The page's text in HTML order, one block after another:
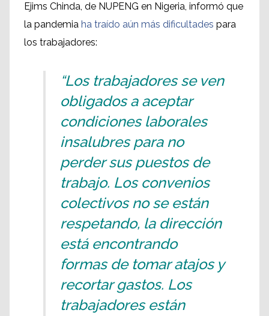
Ejims Chinda, de NUPENG en Nigeria, informó que
la pandemia ha traído aún más dificultades para
los trabajadores:
“Los trabajadores se ven
obligados a aceptar
condiciones laborales
insalubres para no
perder sus puestos de
trabajo. Los convenios
colectivos no se están
respetando, la dirección
está encontrando
formas de tomar atajos y
recortar gastos. Los
trabajadores están